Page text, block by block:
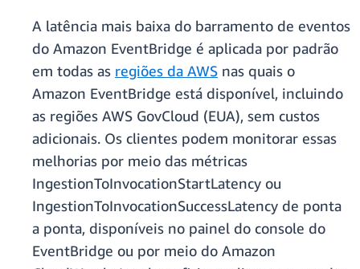
A latência mais baixa do barramento de eventos
do Amazon EventBridge é aplicada por padrão
em todas as regiões da AWS nas quais o
Amazon EventBridge está disponível, incluindo
as regiões AWS GovCloud (EUA), sem custos
adicionais. Os clientes podem monitorar essas
melhorias por meio das métricas
IngestionToInvocationStartLatency ou
IngestionToInvocationSuccessLatency de ponta
a ponta, disponíveis no painel do console do
EventBridge ou por meio do Amazon